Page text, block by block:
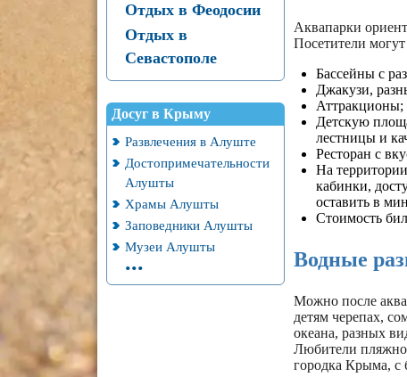
Отдых в Феодосии
Отдых в
Севастополе
Досуг в Крыму
Развлечения в Алуште
Достопримечательности
Алушты
Храмы Алушты
Заповедники Алушты
Музеи Алушты
...
Аквапарки
Посетители
Бассейны с
Джакузи,
Аттракционы;
Детскую
лестницы и
Ресторан с
На
кабинки,
оставить в
Стоимость
Водные
Можно после
детям черепах,
океана, разных
Любители
городка Крыма, с